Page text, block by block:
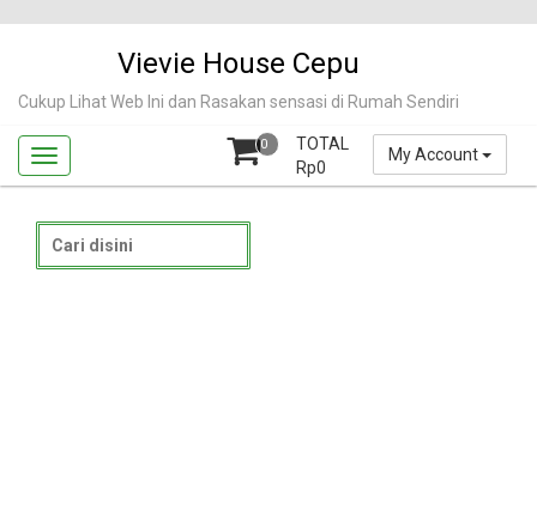
Vievie House Cepu
Cukup Lihat Web Ini dan Rasakan sensasi di Rumah Sendiri
My Account
0
TOTAL
Rp0
for: